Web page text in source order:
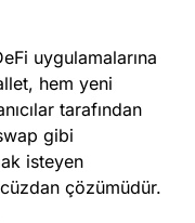
uygulamalarına
hem yeni
tarafından
gibi
isteyen
çözümüdür.